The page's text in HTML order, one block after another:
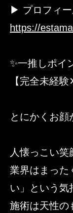
▶ プロフィ
https://
✨一推しポイ
【完全未経
とにかくお
人懐っこい
業界はまった
い」という気
施術は天性の